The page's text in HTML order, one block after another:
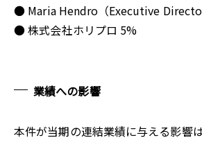
● Maria Hendro（Executive
● 株式会社ホリプロ 5%
業績への影響
本件が当期の連結業績に与える影響は